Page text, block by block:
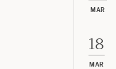
MAR
18
MAR